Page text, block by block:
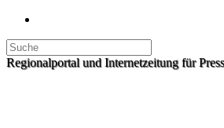
Regionalportal und Internetzeitung für